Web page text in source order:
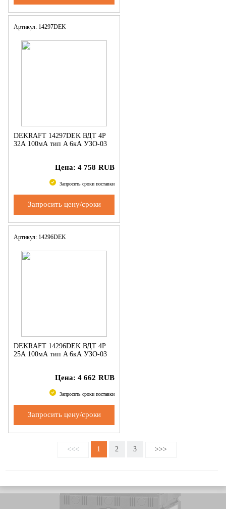
Артикул: 14297DEK
DEKRAFT 14297DEK ВДТ 4P
32А 100мА тип A 6кА УЗО-03
Цена: 4 758 RUB
Запросить сроки поставки
Запросить цену/сроки
Артикул: 14296DEK
DEKRAFT 14296DEK ВДТ 4P
25А 100мА тип A 6кА УЗО-03
Цена: 4 662 RUB
Запросить сроки поставки
Запросить цену/сроки
<<< 1 2 3 >>>